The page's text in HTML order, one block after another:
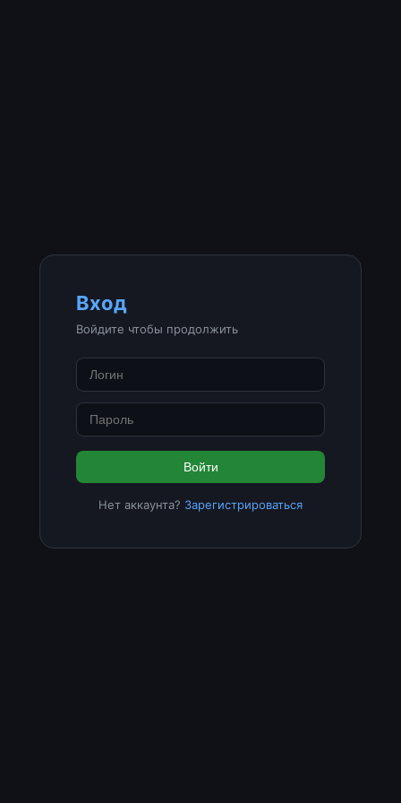
Вход
Войдите чтобы продолжить
Войти
Нет аккаунта? Зарегистрироваться